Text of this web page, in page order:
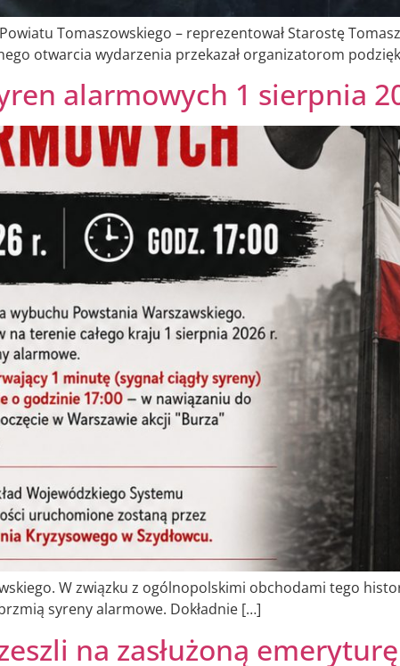
Tomaszowskiego – reprezentował Starostę
otwarcia wydarzenia przekazał organizatorom
alarmowych 1 sierpnia
W związku z ogólnopolskimi obchodami tego
syreny alarmowe. Dokładnie […]
na zasłużoną emeryturę